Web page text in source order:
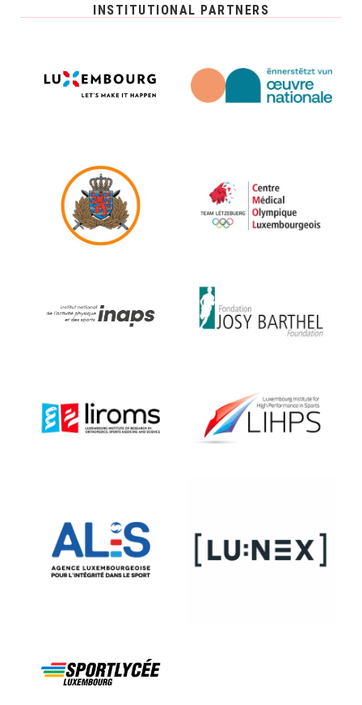
INSTITUTIONAL PARTNERS